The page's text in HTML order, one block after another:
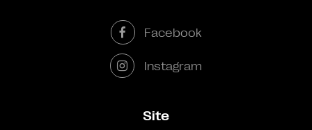
Facebook
Instagram
Site